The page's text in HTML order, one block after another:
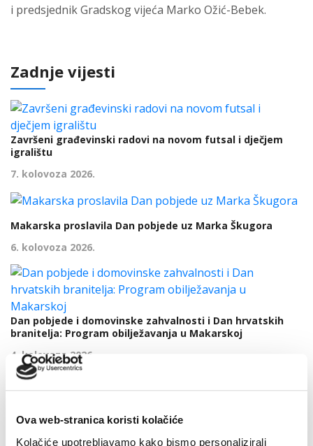
Ova web-stranica koristi kolačiće
Kolačiće upotrebljavamo kako bismo personalizirali
i predsjednik Gradskog vijeća Marko Ožić-Bebek.
Zadnje vijesti
Završeni građevinski radovi na novom futsal i dječjem
igralištu
7. kolovoza 2026.
Makarska proslavila Dan pobjede uz Marka Škugora
6. kolovoza 2026.
Dan pobjede i domovinske zahvalnosti i Dan hrvatskih
branitelja: Program obilježavanja u Makarskoj
4. kolovoza 2026.
Kotišini